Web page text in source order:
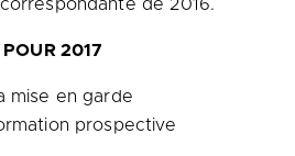
de 2016.
POUR 2017
mise en garde
prospective